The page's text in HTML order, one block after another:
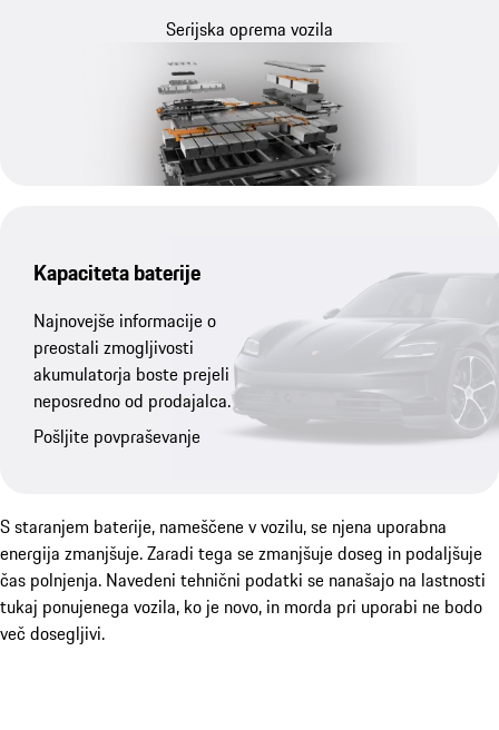
Serijska oprema vozila
Kapaciteta baterije
Najnovejše informacije o
preostali zmogljivosti
akumulatorja boste prejeli
neposredno od prodajalca.
Pošljite povpraševanje
S staranjem baterije, nameščene v vozilu, se njena uporabna
energija zmanjšuje. Zaradi tega se zmanjšuje doseg in podaljšuje
čas polnjenja. Navedeni tehnični podatki se nanašajo na lastnosti
tukaj ponujenega vozila, ko je novo, in morda pri uporabi ne bodo
več dosegljivi.